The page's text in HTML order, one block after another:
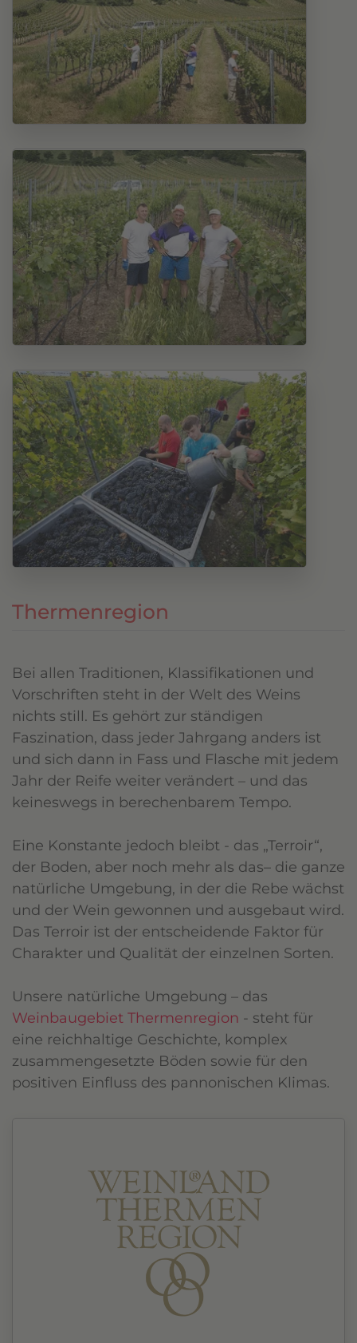
Thermenregion
Bei allen Traditionen, Klassifikationen und
Vorschriften steht in der Welt des Weins
nichts still. Es gehört zur ständigen
Faszination, dass jeder Jahrgang anders ist
und sich dann in Fass und Flasche mit jedem
Jahr der Reife weiter verändert – und das
keineswegs in berechenbarem Tempo.
Eine Konstante jedoch bleibt - das „Terroir“,
der Boden, aber noch mehr als das– die ganze
natürliche Umgebung, in der die Rebe wächst
und der Wein gewonnen und ausgebaut wird.
Das Terroir ist der entscheidende Faktor für
Charakter und Qualität der einzelnen Sorten.
Unsere natürliche Umgebung – das
Weinbaugebiet Thermenregion - steht für
eine reichhaltige Geschichte, komplex
zusammengesetzte Böden sowie für den
positiven Einfluss des pannonischen Klimas.